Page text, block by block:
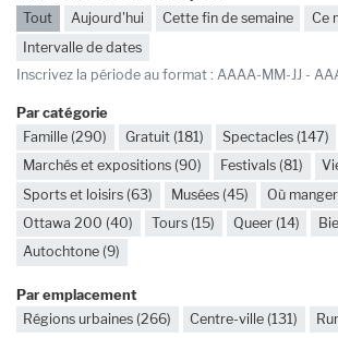
Tout
Aujourd'hui Cette fin de semaine
Ce
Intervalle de dates
Dates
Inscrivez la période au format : AAAA-MM-JJ -
Par catégorie
Famille (290)
Gratuit (181)
Spectacles (147)
Marchés et expositions (90)
Festivals (81)
Sports et loisirs (63)
Musées (45)
Où
Ottawa 200 (40)
Tours (15) Queer (14)
Autochtone (9)
Par emplacement
Régions urbaines (266)
Centre-ville (131)